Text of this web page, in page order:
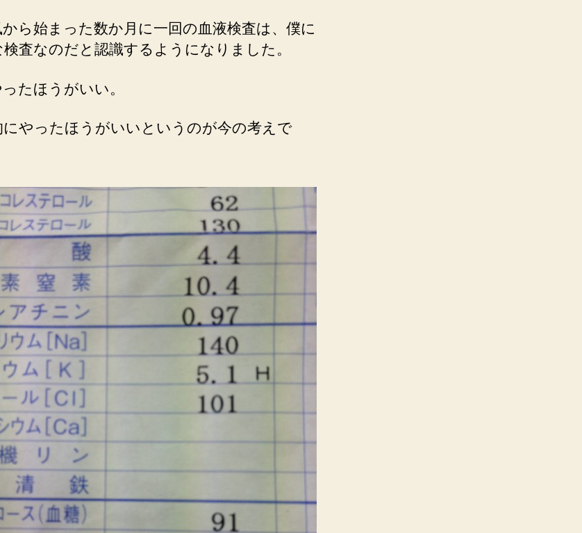
ら始まった数か月に一回の血液検査は、僕に
査なのだと認識するようになりました。
たほうがいい。
にやったほうがいいというのが今の考えで